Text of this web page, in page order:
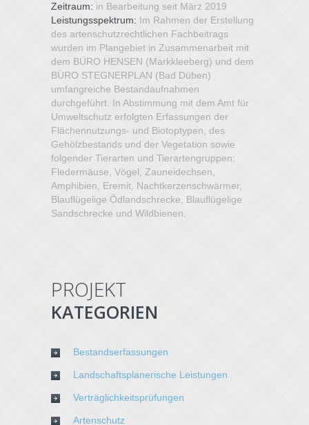
Zeitraum: in Bearbeitung seit März 2019
Leistungsspektrum: Im Rahmen der Erstellung
des artenschutzrechtlichen Fachbeitrags
wurden im Plangebiet in Zusammenarbeit mit
dem BÜRO HENSEN (Markkleeberg) und dem
BÜRO STEGNERPLAN (Bad Düben)
umfangreiche Bestandaufnahmen
durchgeführt. In Abstimmung mit dem Amt für
Umweltschutz erfolgten Erfassungen der
Flächennutzungs- und Biotoptypen, des
Gehölzbestands und der Vegetation sowie
folgender Tierarten und Tierartengruppen:
Fledermäuse, Vögel, Zauneidechsen,
Amphibien, Eremit, Nachtkerzenschwärmer,
Blauflügelige Ödlandschrecke, Blauflügelige
Sandschrecke und Wildbienen.
PROJEKT
KATEGORIEN
Bestandserfassungen
Landschaftsplanerische Leistungen
Verträglichkeitsprüfungen
Artenschutz